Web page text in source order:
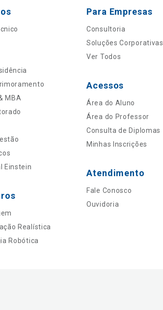
MBA
Einstein
Realística
Robótica
Para Empresas
Consultoria
Soluções Corporativas
Ver Todos
Acessos
Área do Aluno
Área do Professor
Consulta de Diplomas
Minhas Inscrições
Atendimento
Fale Conosco
Ouvidoria